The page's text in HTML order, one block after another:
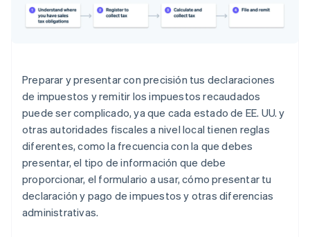
Illinois
Kansas
Kentucky
Luisiana
Maine
Maryland
Massachusetts
Preparar y presentar con precisión tus declaraciones
de impuestos y remitir los impuestos recaudados
puede ser complicado, ya que cada estado de EE. UU. y
otras autoridades fiscales a nivel local tienen reglas
diferentes, como la frecuencia con la que debes
presentar, el tipo de información que debe
proporcionar, el formulario a usar, cómo presentar tu
declaración y pago de impuestos y otras diferencias
administrativas.